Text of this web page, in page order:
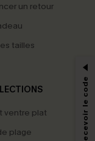
un retour
tailles
ventre plat
plage
Cupshe et